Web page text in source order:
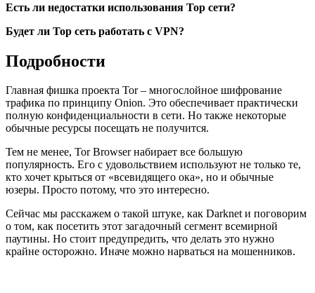
Есть ли недостатки использования Тор сети?
Будет ли Тор сеть работать с VPN?
Подробности
Главная фишка проекта Tor – многослойное шифрование
трафика по принципу Onion. Это обеспечивает практически
полную конфиденциальности в сети. Но также некоторые
обычные ресурсы посещать не получится.
Тем не менее, Tor Browser набирает все большую
популярность. Его с удовольствием используют не только те,
кто хочет крыться от «всевидящего ока», но и обычные
юзеры. Просто потому, что это интересно.
Сейчас мы расскажем о такой штуке, как Darknet и поговорим
о том, как посетить этот загадочный сегмент всемирной
паутины. Но стоит предупредить, что делать это нужно
крайне осторожно. Иначе можно нарваться на мошенников.